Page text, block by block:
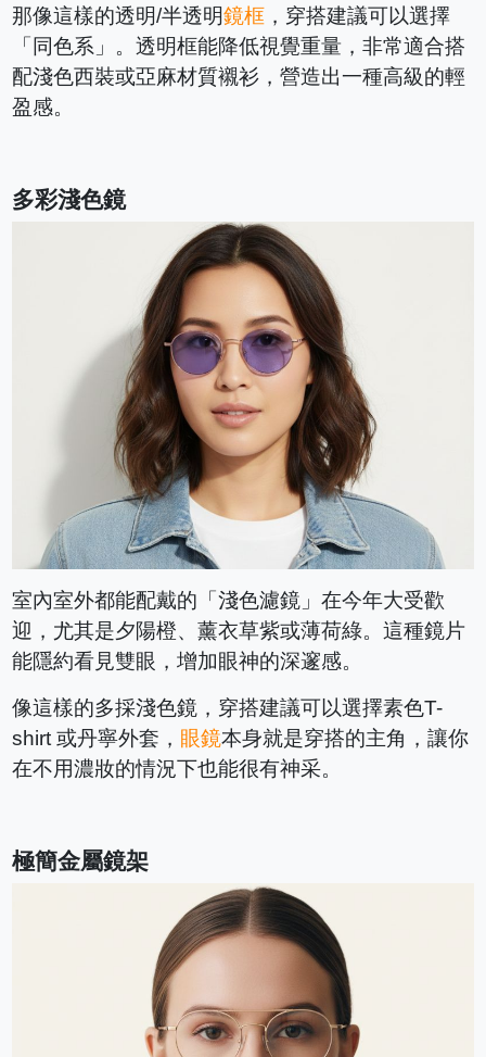
那像這樣的透明/半透明鏡框 ，穿搭建議可以選擇
「同色系」。透明框能降低視覺重量，非常適合搭
配淺色西裝或亞麻材質襯衫，營造出一種高級的輕
盈感。
多彩淺色鏡
室內室外都能配戴的「淺色濾鏡」在今年大受歡
迎，尤其是夕陽橙、薰衣草紫或薄荷綠。這種鏡片
能隱約看見雙眼，增加眼神的深邃感。
像這樣的多採淺色鏡，穿搭建議可以選擇素色T-
shirt 或丹寧外套， 眼鏡本身就是穿搭的主角，讓你
在不用濃妝的情況下也能很有神采。
極簡金屬鏡架